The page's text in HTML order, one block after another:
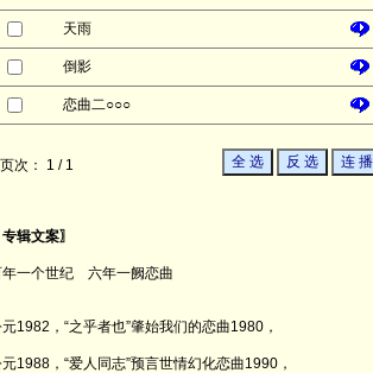
天雨
倒影
恋曲二○○○
次： 1 / 1
专辑文案〗
年一个世纪 六年一阙恋曲
1982，“之乎者也”肇始我们的恋曲1980，
1988，“爱人同志”预言世情幻化恋曲1990，